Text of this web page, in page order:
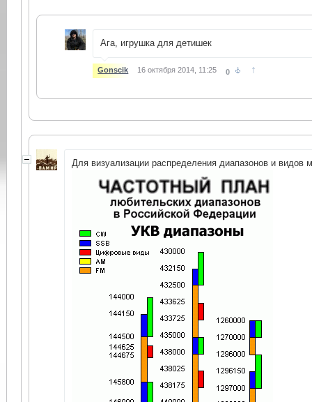
Ага, игрушка для детишек
Gonscik 16 октября 2014, 11:25 0 ↑
Для визуализации распределения диапазонов и видов